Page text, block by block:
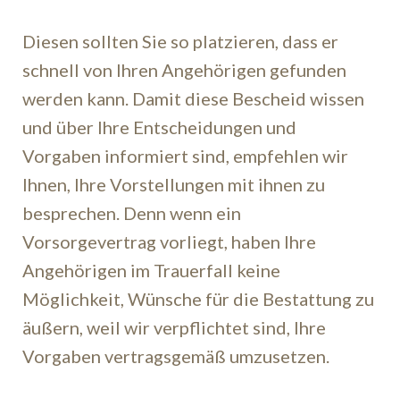
Diesen sollten Sie so platzieren, dass er
schnell von Ihren Angehörigen gefunden
werden kann. Damit diese Bescheid wissen
und über Ihre Entscheidungen und
Vorgaben informiert sind, empfehlen wir
Ihnen, Ihre Vorstellungen mit ihnen zu
besprechen. Denn wenn ein
Vorsorgevertrag vorliegt, haben Ihre
Angehörigen im Trauerfall keine
Möglichkeit, Wünsche für die Bestattung zu
äußern, weil wir verpflichtet sind, Ihre
Vorgaben vertragsgemäß umzusetzen.